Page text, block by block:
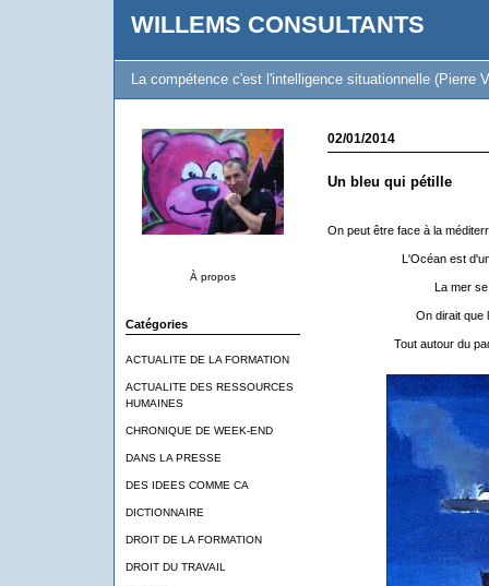
WILLEMS CONSULTANTS
La compétence c'est l'intelligence situationnelle (Pierre
À propos
Catégories
ACTUALITE DE LA FORMATION
ACTUALITE DES RESSOURCES
HUMAINES
CHRONIQUE DE WEEK-END
DANS LA PRESSE
DES IDEES COMME CA
DICTIONNAIRE
DROIT DE LA FORMATION
DROIT DU TRAVAIL
02/01/2014
Un bleu qui pétille
On peut être face à la
L'Océan est
La mer
On dirait que
Tout autour du